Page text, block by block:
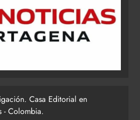
Casa Editorial en
- Colombia.